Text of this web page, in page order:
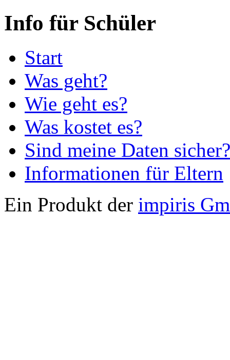
Info für Schüler
Start
Was geht?
Wie geht es?
Was kostet es?
Sind meine Daten sicher?
Informationen für Eltern
Ein Produkt der impiris